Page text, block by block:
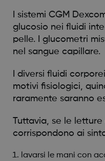
I sistemi CGM
glucosio nei fluidi
pelle. I glucometri
nel sangue capillare.
I diversi fluidi
motivi fisiologici,
raramente saranno
Tuttavia, se le letture
corrispondono ai
lavarsi le mani con